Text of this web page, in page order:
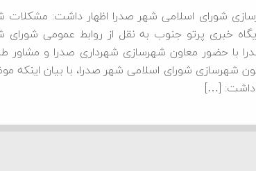
شورای اسلامی شهر صدرا اظهار داشت: مشکلات
خبری پرتو جنوب به نقل از روابط عمومی
با حضور معاون شهرسازی شهرداری صدرا و مشاور
شهرسازی شورای اسلامی شهر صدرا، با بیان
داشت: […]